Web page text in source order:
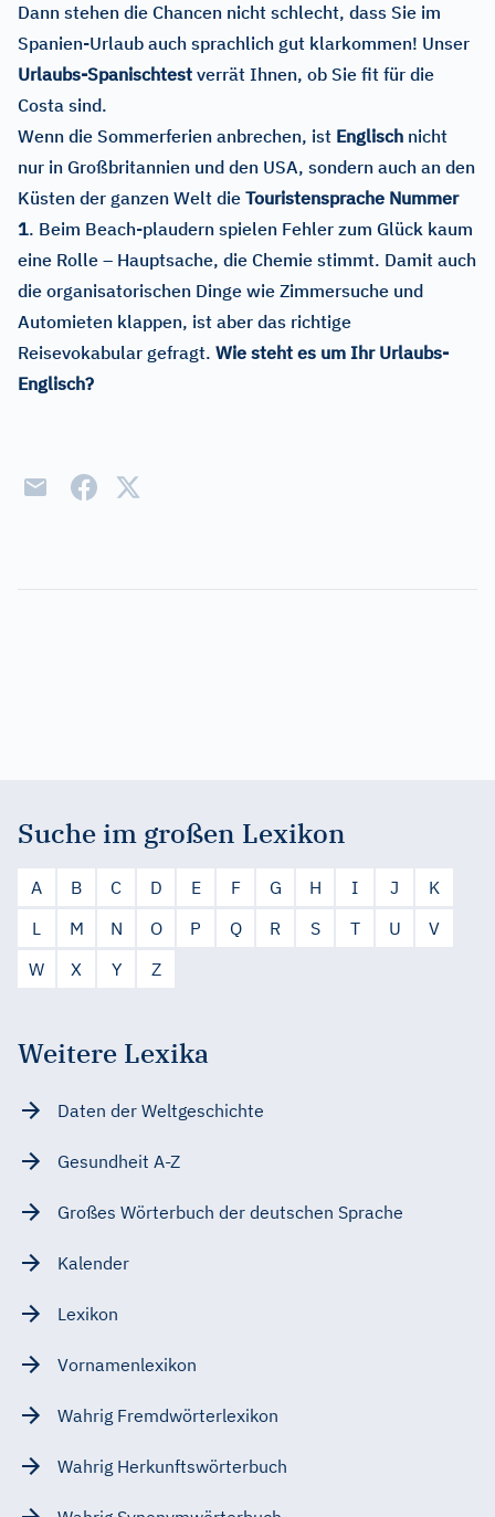
Dann stehen die Chancen nicht schlecht, dass Sie im
Spanien-Urlaub auch sprachlich gut klarkommen! Unser
Urlaubs-Spanischtest verrät Ihnen, ob Sie fit für die
Costa sind.
Wenn die Sommerferien anbrechen, ist Englisch nicht
nur in Großbritannien und den USA, sondern auch an den
Küsten der ganzen Welt die Touristensprache Nummer
1. Beim Beach-plaudern spielen Fehler zum Glück kaum
eine Rolle – Hauptsache, die Chemie stimmt. Damit auch
die organisatorischen Dinge wie Zimmersuche und
Automieten klappen, ist aber das richtige
Reisevokabular gefragt. Wie steht es um Ihr Urlaubs-
Englisch?
Suche im großen Lexikon
A B C D E F G H I J
K
L
M N O P Q R S T U
V
W
X Y Z
Weitere Lexika
Daten der Weltgeschichte
Gesundheit A-Z
Großes Wörterbuch der deutschen Sprache
Kalender
Lexikon
Vornamenlexikon
Wahrig Fremdwörterlexikon
Wahrig Herkunftswörterbuch